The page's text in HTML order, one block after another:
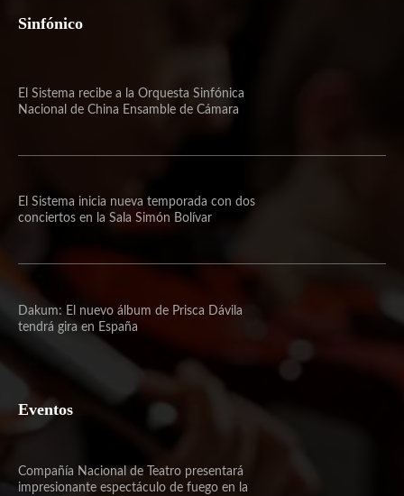
Sinfónico
El Sistema recibe a la Orquesta Sinfónica
Nacional de China Ensamble de Cámara
El Sistema inicia nueva temporada con dos
conciertos en la Sala Simón Bolívar
Dakum: El nuevo álbum de Prisca Dávila
tendrá gira en España
Eventos
Compañía Nacional de Teatro presentará
impresionante espectáculo de fuego en la